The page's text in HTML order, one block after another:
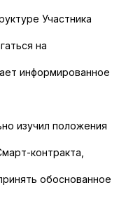
Участника
на
информированное
изучил положения
контракта,
обоснованное